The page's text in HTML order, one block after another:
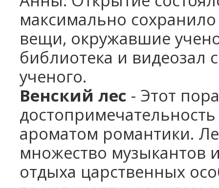
максимально
вещи, окружавшие
библиотека и
ученого.
Венский лес - Этот
ароматом романтики.
множество музыкантов
отдыха царственных